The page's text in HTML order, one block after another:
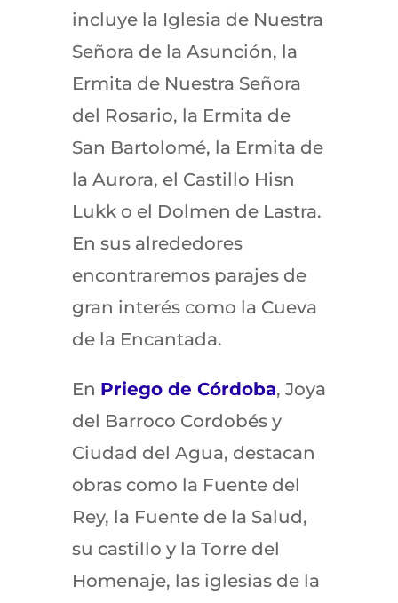
incluye la Iglesia de Nuestra
Señora de la Asunción, la
Ermita de Nuestra Señora
del Rosario, la Ermita de
San Bartolomé, la Ermita de
la Aurora, el Castillo Hisn
Lukk o el Dolmen de Lastra.
En sus alrededores
encontraremos parajes de
gran interés como la Cueva
de la Encantada.
En Priego de Córdoba, Joya
del Barroco Cordobés y
Ciudad del Agua, destacan
obras como la Fuente del
Rey, la Fuente de la Salud,
su castillo y la Torre del
Homenaje, las iglesias de la